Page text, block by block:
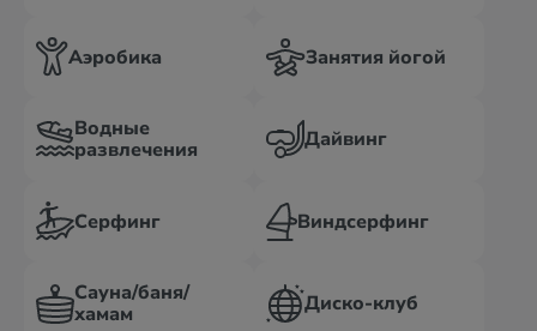
Аэробика Занятия йогой
Водные
развлечения
Дайвинг
Серфинг Виндсерфинг
Сауна/баня/
хамам
Диско-клуб